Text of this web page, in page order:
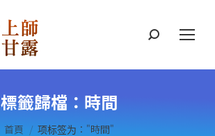
搜
標籤歸檔： 時間
您在這裡：
首頁 项标签为："時間"